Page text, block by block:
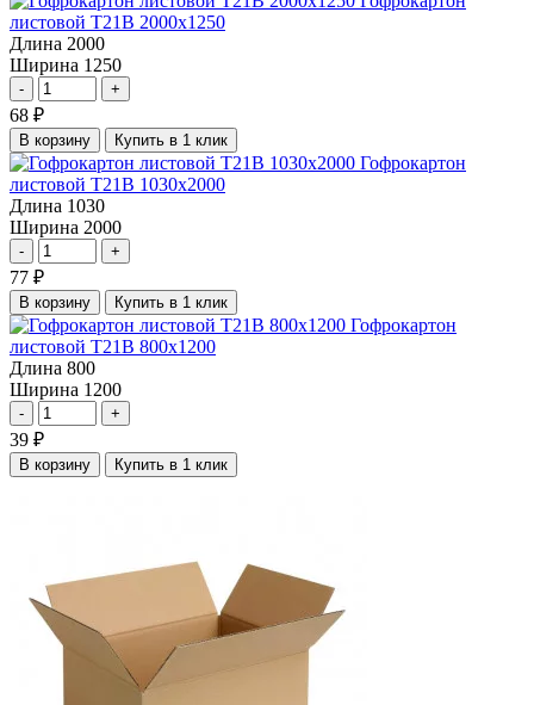
листовой Т21В 2000х1250
Длина 2000
Ширина 1250
- +
68 ₽
В корзину Купить в 1 клик
Гофрокартон
листовой Т21В 1030х2000
Длина 1030
Ширина 2000
- +
77 ₽
В корзину Купить в 1 клик
Гофрокартон
листовой Т21В 800х1200
Длина 800
Ширина 1200
- +
39 ₽
В корзину Купить в 1 клик